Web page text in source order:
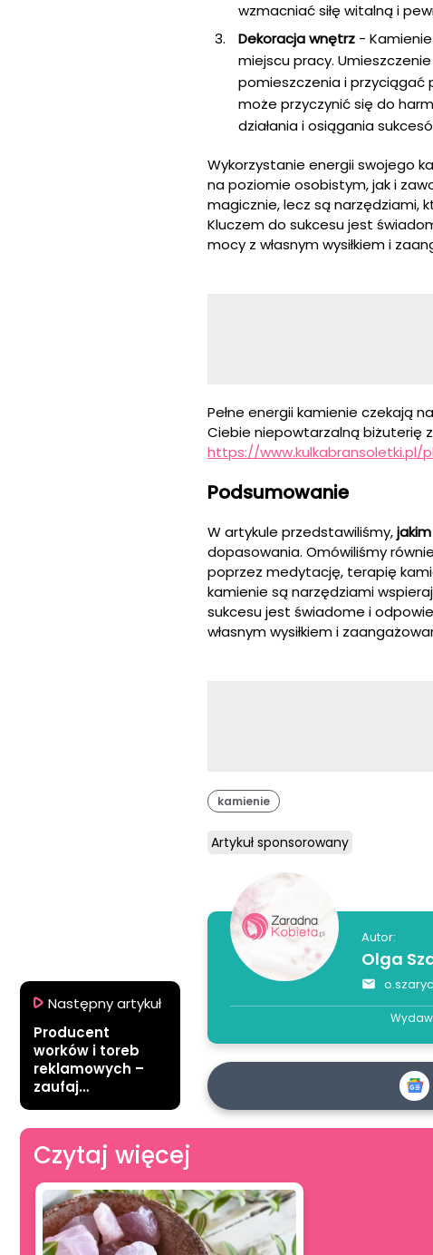
wzmacniać siłę witalną i
Dekoracja wnętrz -
miejscu pracy.
pomieszczenia i przyciągać
może przyczynić się do
działania i osiągania
Wykorzystanie energii swojego
na poziomie osobistym, jak i
magicznie, lecz są narzędziami,
Kluczem do sukcesu jest
mocy z własnym wysiłkiem i
Pełne energii kamienie czekają
Ciebie niepowtarzalną biżuterię
https://www.kulkabransoletki.pl/
Podsumowanie
W artykule przedstawiliśmy,
dopasowania. Omówiliśmy
poprzez medytację, terapię
kamienie są narzędziami
sukcesu jest świadome i
własnym wysiłkiem i
kamienie
Artykuł sponsorowany
Autor:
Olga
Następny artykuł
Producent
worków i toreb
reklamowych –
zaufaj
Czytaj więcej